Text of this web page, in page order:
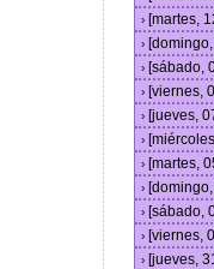
› [martes,
›
› [sábado,
› [viernes,
› [jueves,
›
› [martes,
›
› [sábado,
› [viernes,
› [jueves,